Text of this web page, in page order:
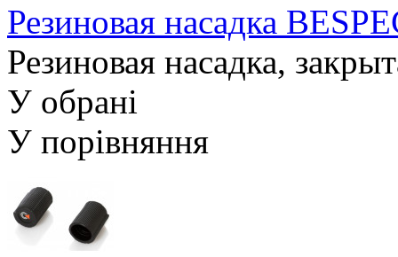
Резиновая насадка
Резиновая насадка,
У обрані
У порівняння